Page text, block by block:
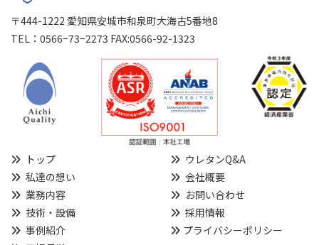
〒444-1222 愛知県安城市和泉町大海古5番地8
TEL：0566−73−2273 FAX:0566-92-1323
トップ
私達の想い
業務内容
技術・設備
事例紹介
ウレタンQ&A
会社概要
お問い合わせ
採用情報
プライバシーポリシー